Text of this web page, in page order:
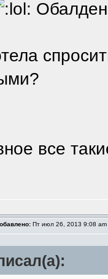
все
Пт июл 26, 2013 9:08 am